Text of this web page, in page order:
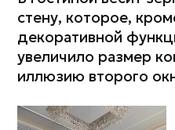
стену, которое,
декоративной
увеличило размер
иллюзию второго